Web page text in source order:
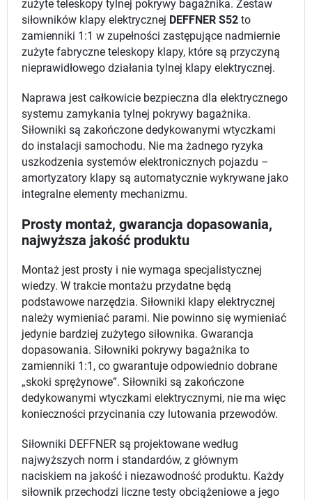
zużyte teleskopy tylnej pokrywy bagażnika. Zestaw
siłowników klapy elektrycznej DEFFNER S52 to
zamienniki 1:1 w zupełności zastępujące nadmiernie
zużyte fabryczne teleskopy klapy, które są przyczyną
nieprawidłowego działania tylnej klapy elektrycznej.
Naprawa jest całkowicie bezpieczna dla elektrycznego
systemu zamykania tylnej pokrywy bagażnika.
Siłowniki są zakończone dedykowanymi wtyczkami
do instalacji samochodu. Nie ma żadnego ryzyka
uszkodzenia systemów elektronicznych pojazdu –
amortyzatory klapy są automatycznie wykrywane jako
integralne elementy mechanizmu.
Prosty montaż, gwarancja dopasowania,
najwyższa jakość produktu
Montaż jest prosty i nie wymaga specjalistycznej
wiedzy. W trakcie montażu przydatne będą
podstawowe narzędzia. Siłowniki klapy elektrycznej
należy wymieniać parami. Nie powinno się wymieniać
jedynie bardziej zużytego siłownika. Gwarancja
dopasowania. Siłowniki pokrywy bagażnika to
zamienniki 1:1, co gwarantuje odpowiednio dobrane
„skoki sprężynowe”. Siłowniki są zakończone
dedykowanymi wtyczkami elektrycznymi, nie ma więc
konieczności przycinania czy lutowania przewodów.
Siłowniki DEFFNER są projektowane według
najwyższych norm i standardów, z głównym
naciskiem na jakość i niezawodność produktu. Każdy
siłownik przechodzi liczne testy obciążeniowe a jego